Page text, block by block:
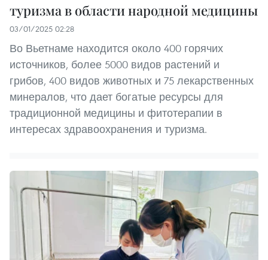
туризма в области народной медицины
03/01/2025 02:28
Во Вьетнаме находится около 400 горячих
источников, более 5000 видов растений и
грибов, 400 видов животных и 75 лекарственных
минералов, что дает богатые ресурсы для
традиционной медицины и фитотерапии в
интересах здравоохранения и туризма.